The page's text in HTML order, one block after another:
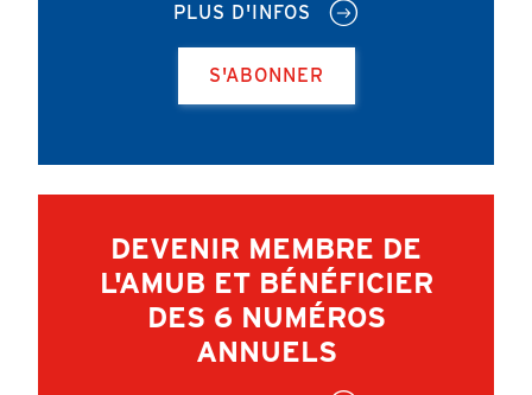
PLUS D'INFOS
S'ABONNER
DEVENIR MEMBRE DE
L'AMUB ET BÉNÉFICIER
DES 6 NUMÉROS
ANNUELS